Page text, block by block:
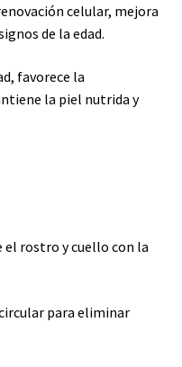
celular, mejora
de la edad.
favorece la
la piel nutrida y
el rostro y cuello con la
para eliminar